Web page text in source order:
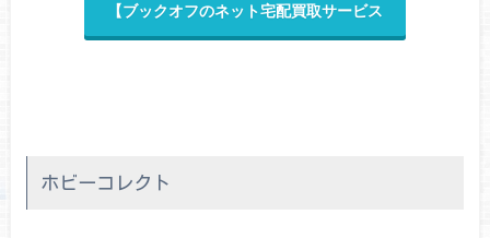
【ブックオフのネット宅配買取サービス
ホビーコレクト